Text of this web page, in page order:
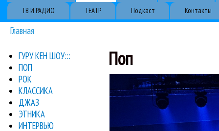
ТВ И РАДИО
ТЕАТР Подкаст Контакты
Вы здесь
Главная
Поп
Итальянский певец
ГУРУ КЕН ШОУ:::
ПОП
РОК
КЛАССИКА
ДЖАЗ
ЭТНИКА
ИНТЕРВЬЮ